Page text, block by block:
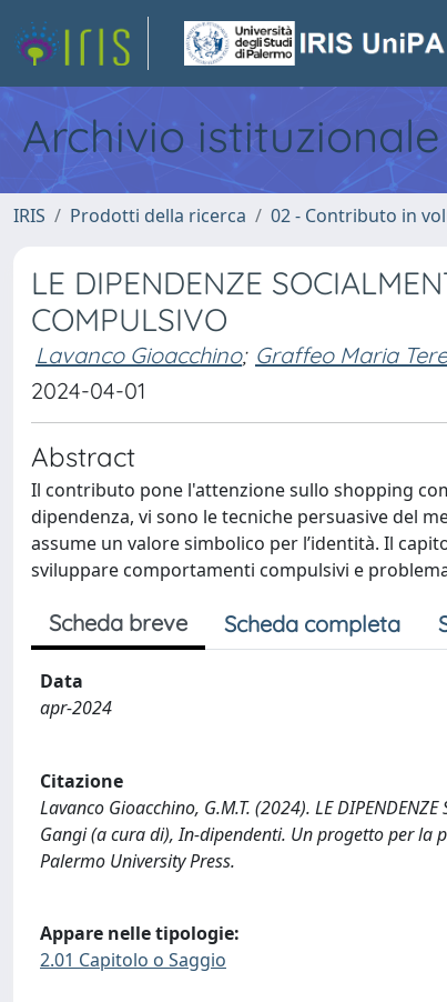
Archivio
IRIS Prodotti della ricerca 02 - Contributo in
LE DIPENDENZE
COMPULSIVO
Lavanco Gioacchino; Graffeo Maria
2024-04-01
Abstract
Il contributo pone l'attenzione sullo shopping
dipendenza, vi sono le tecniche persuasive del
assume un valore simbolico per l’identità. Il
sviluppare comportamenti compulsivi e
Scheda breve Scheda completa
Data
apr-2024
Citazione
Lavanco Gioacchino, G.M.T. (2024). LE DIPENDENZE
Gangi (a cura di), In-dipendenti. Un progetto per
Palermo University Press.
Appare nelle tipologie:
2.01 Capitolo o Saggio